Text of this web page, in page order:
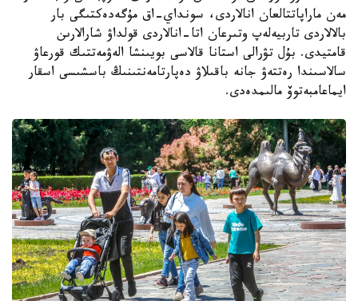
مەن ماراپاتتالعان انالاردى، سونداي-اق مۇگەدەكتىگى بار
بالالاردى تاربيەلەپ وتىرعان اتا-انالاردى قولداۋ شارالارىن
قامتيدى. بۇل تۋرالى استانا قالاسى بويىنشا الەۋمەتتىك قورعاۋ
سالاسىندا رەتتەۋ جانە باقىلاۋ دەپارتامەنتىنىڭ باسشىسى اسقار
ايماعامبەتوۆ مالىمدەدى.